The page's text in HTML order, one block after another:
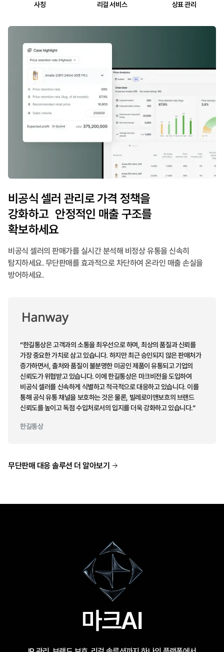
사칭 리걸 서비스 상표 관리
비공식 셀러 관리로 가격 정책을
강화하고 안정적인 매출 구조를
확보하세요
비공식 셀러의 판매가를 실시간 분석해 비정상 유통을 신속히
탐지하세요. 무단판매를 효과적으로 차단하여 온라인 매출 손실을
방어하세요.
“한길통상은 고객과의 소통을 최우선으로 하며, 최상의 품질과 신뢰를
가장 중요한 가치로 삼고 있습니다. 하지만 최근 승인되지 않은 판매처가
증가하면서, 출처와 품질이 불분명한 미공인 제품이 유통되고 기업의
신뢰도가 위협받고 있습니다. 이에 한길통상은 마크비전을 도입하여
비공식 셀러를 신속하게 식별하고 적극적으로 대응하고 있습니다. 이를
통해 공식 유통 채널을 보호하는 것은 물론, 빌레로이앤보흐의 브랜드
신뢰도를 높이고독점 수입처로서의입지를 더욱 강화하고 있습니다.”
한길통상
무단판매 대응 솔루션 더 알아보기
마크AI